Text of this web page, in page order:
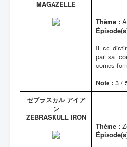
MAGAZELLE
Thème :
Il se
par sa
cornes
Note : 3 /
ゼブラスカル アイア
ン
ZEBRASKULL IRON
Thème :